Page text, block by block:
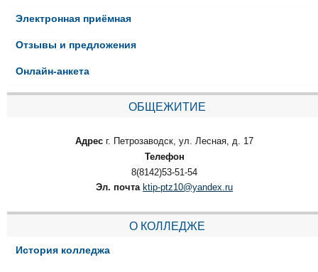
Электронная приёмная
Отзывы и предложения
Онлайн-анкета
ОБЩЕЖИТИЕ
Адрес г. Петрозаводск, ул. Лесная, д. 17
Телефон
8(8142)53-51-54
Эл. почта ktip-ptz10@yandex.ru
О КОЛЛЕДЖЕ
История колледжа